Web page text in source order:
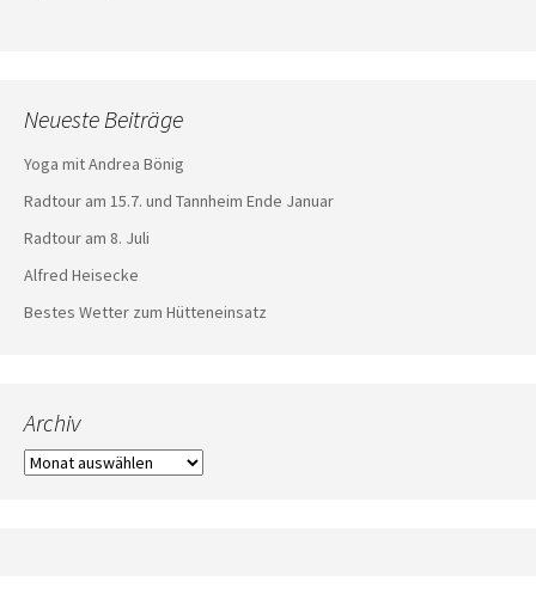
Neueste Beiträge
Yoga mit Andrea Bönig
Radtour am 15.7. und Tannheim Ende Januar
Radtour am 8. Juli
Alfred Heisecke
Bestes Wetter zum Hütteneinsatz
Archiv
Archiv